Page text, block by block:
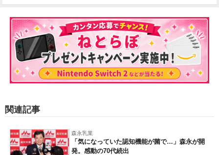
関連記事
森永乳業
「気になっていた認知機能が菌で…」森永が開
発。感動の70代続出